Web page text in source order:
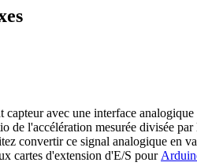
avec une interface
de l'accélération mesurée divisée
convertir ce signal analogique
cartes d'extension d'E/S pour